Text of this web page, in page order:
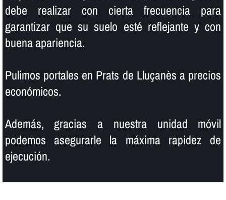
debe realizar con cierta frecuencia para
garantizar que su suelo esté reflejante y con
buena apariencia.
Pulimos portales en Prats de Lluçanès a precios
económicos.
Además, gracias a nuestra unidad móvil
podemos asegurarle la máxima rapidez de
ejecución.